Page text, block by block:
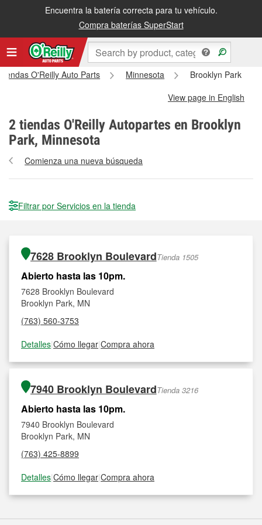
Encuentra la batería correcta para tu vehículo.
Compra baterías SuperStart
O'Reilly Auto Parts Minnesota
Brooklyn Park
View page in English
2 tiendas O'Reilly Autopartes en Brooklyn
Park, Minnesota
Comienza una nueva búsqueda
Filtrar por Servicios en la tienda
7628 Brooklyn BoulevardTienda 1505
Abierto hasta las 10pm.
7628 Brooklyn Boulevard
Brooklyn Park, MN
(763) 560-3753
Detalles|Cómo llegar|Compra ahora
7940 Brooklyn BoulevardTienda 3216
Abierto hasta las 10pm.
7940 Brooklyn Boulevard
Brooklyn Park, MN
(763) 425-8899
Detalles|Cómo llegar|Compra ahora